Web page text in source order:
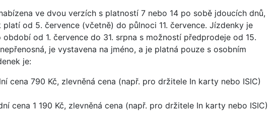
ve dvou verzích s platností 7 nebo 14 po sobě jdoucích dnů,
platí od 5. července (včetně) do půlnoci 11. července. Jízdenky je
od 1. července do 31. srpna s možností předprodeje od 15.
je vystavena na jméno, a je platná pouze s osobním
je:
cena 790 Kč, zlevněná cena (např. pro držitele In karty nebo ISIC)
cena 1 190 Kč, zlevněná cena (např. pro držitele In karty nebo ISIC)